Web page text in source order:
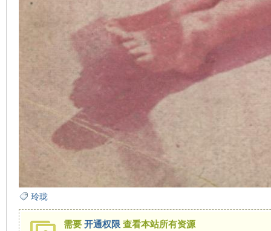
玲珑
需要 开通权限 查看本站所有资源